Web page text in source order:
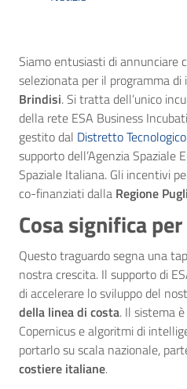
Siamo entusiasti di annunciare
selezionata per il programma di
Brindisi. Si tratta dell’unico
della rete ESA Business
gestito dal Distretto
supporto dell’Agenzia Spaziale
Spaziale Italiana. Gli incentivi
co-finanziati dalla Regione
Cosa significa
Questo traguardo segna una
nostra crescita. Il supporto di
di accelerare lo sviluppo del
della linea di costa. Il sistema
Copernicus e algoritmi di
portarlo su scala nazionale,
costiere italiane.